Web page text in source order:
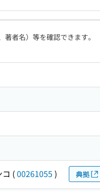
者名）等を確認できます。
(00261055 ) 典拠